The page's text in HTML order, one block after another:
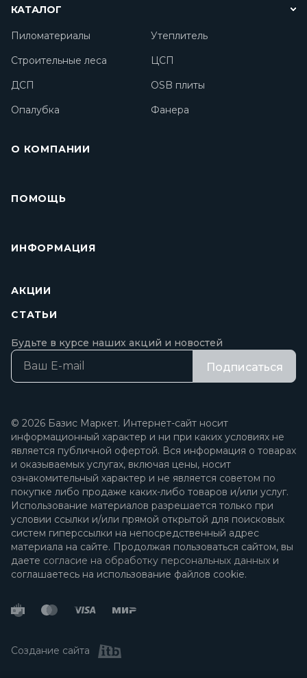
КАТАЛОГ
Пиломатериалы
Утеплитель
Строительные леса
ЦСП
ДСП
OSB плиты
Опалубка
Фанера
О КОМПАНИИ
ПОМОЩЬ
ИНФОРМАЦИЯ
АКЦИИ
СТАТЬИ
Будьте в курсе наших акций и новостей
Подписаться
© 2026 Базис Маркет. Интернет-сайт носит
информационный характер и ни при каких условиях не
является публичной офертой. Вся информация о товарах
и оказываемых услугах, включая цены, носит
ознакомительный характер и не является советом по
покупке либо продаже каких-либо товаров и/или услуг.
Использование материалов разрешается только при
условии ссылки и/или прямой открытой для поисковых
систем гиперссылки на непосредственный адрес
материала на сайте. Продолжая пользоваться сайтом, вы
даете согласие на обработку персональных данных и
соглашаетесь на использование файлов cookie.
Создание сайта